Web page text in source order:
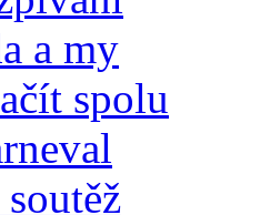
a my
spolu